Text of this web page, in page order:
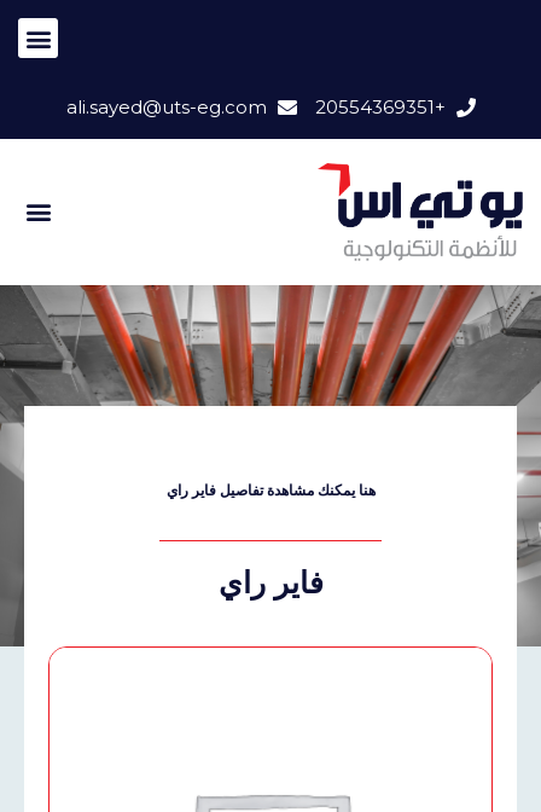
+20554369351
ali.sayed@uts-eg.com
هنا يمكنك مشاهدة تفاصيل فاير راي
فاير راي